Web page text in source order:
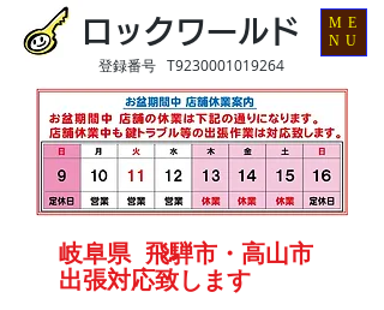
ロックワールド
岐阜県 飛騨市・高山市
出張対応致します
登録番号 T9230001019264
ME
NU